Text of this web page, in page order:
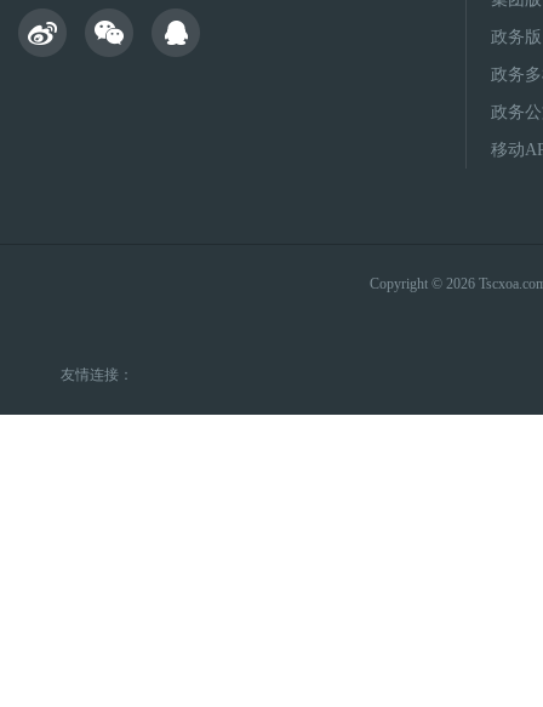
政务版
政务
政务
移动
Copyright © 2026
友情连接：